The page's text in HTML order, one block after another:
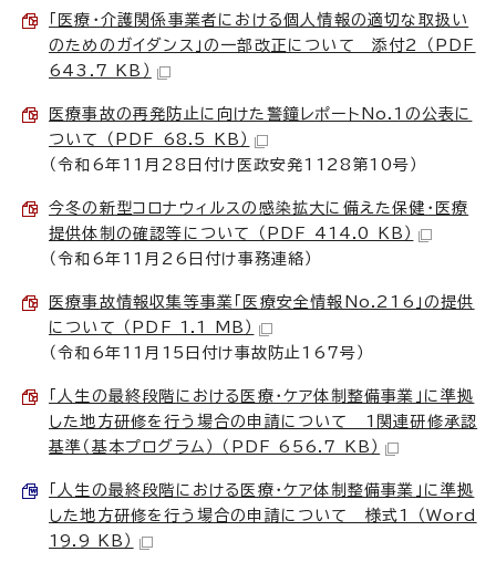
「医療・介護関係事業者における個人情報の適切な取扱い
のためのガイダンス」の一部改正について 添付2 （PDF
643.7 KB）
医療事故の再発防止に向けた警鐘レポートNo.1の公表に
ついて （PDF 68.5 KB）
（令和6年11月28日付け医政安発1128第10号）
今冬の新型コロナウィルスの感染拡大に備えた保健・医療
提供体制の確認等について （PDF 414.0 KB）
（令和6年11月26日付け事務連絡）
医療事故情報収集等事業「医療安全情報No.216」の提供
について （PDF 1.1 MB）
（令和6年11月15日付け事故防止167号）
「人生の最終段階における医療・ケア体制整備事業」に準拠
した地方研修を行う場合の申請について 1関連研修承認
基準（基本プログラム） （PDF 656.7 KB）
「人生の最終段階における医療・ケア体制整備事業」に準拠
した地方研修を行う場合の申請について 様式1 （Word
19.9 KB）